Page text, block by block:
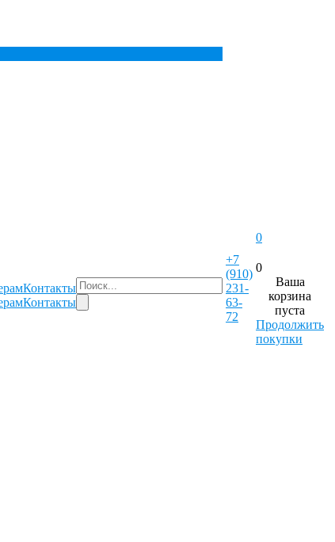
Контакты
Контакты
+7
(910)
231-
63-
72
0
0
Ваша
корзина
пуста
Продолжить
покупки